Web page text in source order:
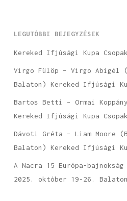
LEGUTÓBBI BEJEGYZÉSEK
Kereked Ifjúsági Kupa
Virgo Fülöp – Virgo Abigél
Balaton) Kereked Ifjúsági
Bartos Betti – Ormai
Kereked Ifjúsági Kupa
Dávoti Gréta – Liam Moore
Balaton) Kereked Ifjúsági
A Nacra 15 Európa-
2025. október 19-26.